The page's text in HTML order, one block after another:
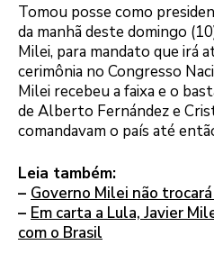
Tomou posse como
da manhã deste domingo
Milei, para mandato que irá
cerimônia no Congresso
Milei recebeu a faixa e o
de Alberto Fernández e
comandavam o país até
Leia também:
– Governo Milei não
– Em carta a Lula, Javier
com o Brasil